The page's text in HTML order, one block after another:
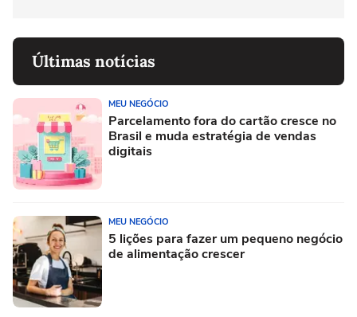
Últimas notícias
MEU NEGÓCIO
Parcelamento fora do cartão cresce no
Brasil e muda estratégia de vendas
digitais
MEU NEGÓCIO
5 lições para fazer um pequeno negócio
de alimentação crescer